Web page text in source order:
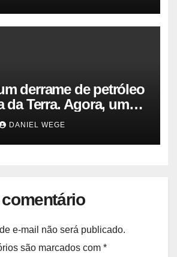
derrame de petróleo
da Terra. Agora, um
reabrir |
DANIEL WEGE
e-mail não será publicado.
são marcados com *